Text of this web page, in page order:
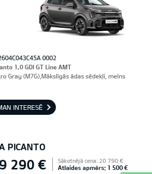
0002
1,0 GDI GT Line AMT
Gray (M7G),Mākslīgās ādas sēdekļi, melns
INTERESĒ
PICANTO
290 € Sākotnējā cena: 20 790 €
Atlaides apmērs: 1 500 €